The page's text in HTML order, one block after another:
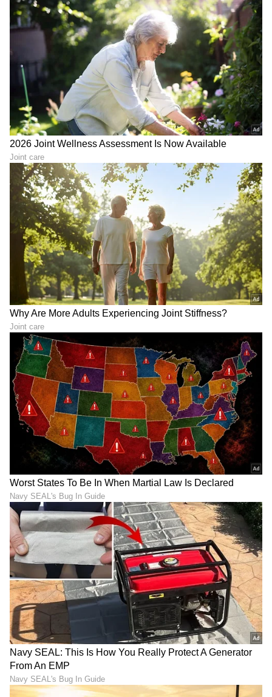
LATEST VIDEOS
ABOUT THE AUTHOR
Ashwini HR
ಮಲೆನಾಡಿನ ಹೆಬ್ಬಾಗಿಲು ಶಿವಮೊಗ್ಗದ ಸ್ಥಳೀಯ ದಿನಪತ್ರಿಕೆ
'ಕ್ರಾಂತಿದೀಪ'ದಲ್ಲಿ ಉಪ ಸಂಪಾದಕಿಯಾಗಿ ವೃತ್ತಿ ಜೀವನ ಪ್ರಾರಂಭ.
ಪತ್ರಿಕೋದ್ಯಮದಲ್ಲಿ 14 ವರ್ಷಗಳ ಅನುಭವ. ರಾಜ್ಯಮಟ್ಟದ
ದಿನಪತ್ರಿಕೆಗಳಲ್ಲಿ ಹಾಗೂ ವೆಬ್‌ಸೈಟ್‌ಗಳಲ್ಲಿ ರಾಜಕೀಯ, ಮನರಂಜನೆ,
ಶಿಕ್ಷಣ, ಆರೋಗ್ಯ, ಟ್ರೆಂಡಿಂಗ್‌, ಲೈಫ್‌ಸ್ಟೈಲ್‌ ಕುರಿತಾದ ವಿಷಯಗಳ
ಲೇಖನಗಳನ್ನು ಬರೆದಿದ್ದೇನೆ.ಪ್ರಸ್ತುತ ಸುವರ್ಣ ಡಿಜಿಟಲ್‌ ತಂಡದ
ಭಾಗವಾಗಿ ವೃತ್ತಿ ಜೀವನ ಮುಂದುವರಿಸುತ್ತಿದ್ದೇನೆ.
ವಾಸ್ತು ಸಲಹೆಗಳು ಜ್ಯೋತಿಷ್ಯ ಹಬ್ಬ
DOWNLOAD APP
RECOMMENDED STORIES